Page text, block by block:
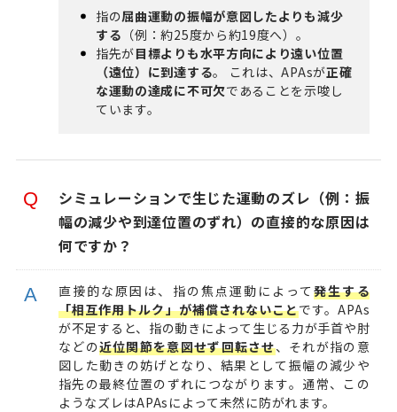
指の屈曲運動の振幅が意図したよりも減少
する （例：約25度から約19度へ）。
指先が目標よりも水平方向により遠い位置
（遠位）に到達する。 これは、APAsが正確
な運動の達成に不可欠であることを示唆し
ています。
シミュレーションで生じた運動のズレ（例：振
幅の減少や到達位置のずれ）の直接的な原因は
何ですか？
直接的な原因は、指の焦点運動によって発生する
「相互作用トルク」が補償されないことです。APAs
が不足すると、指の動きによって生じる力が手首や肘
などの近位関節を意図せず回転させ、それが指の意
図した動きの妨げとなり、結果として振幅の減少や
指先の最終位置のずれにつながります。通常、この
ようなズレはAPAsによって未然に防がれます。